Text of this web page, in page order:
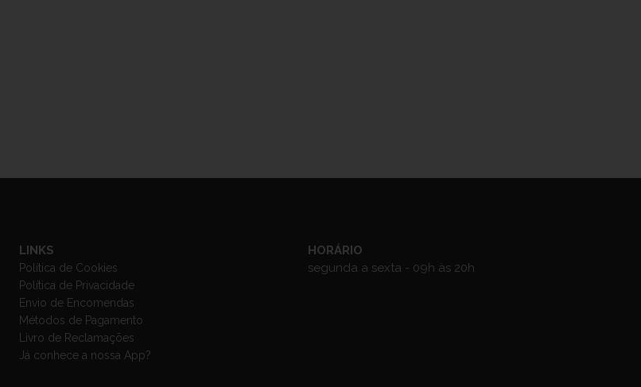
LINKS
Política de Cookies
Política de Privacidade
Envio de Encomendas
Métodos de Pagamento
Livro de Reclamações
Já conhece a nossa App?
HORÁRIO
segunda a sexta - 09h às 20h